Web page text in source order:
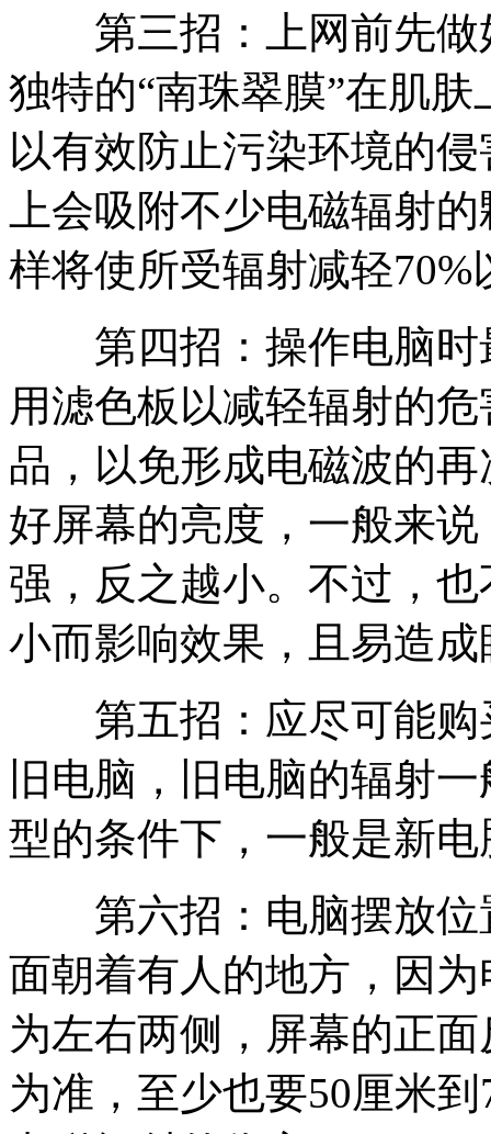
第三招：上网前先做
独特的“南珠翠膜”在肌
以有效防止污染环境的
上会吸附不少电磁辐射
样将使所受辐射减轻70%
第四招：操作电脑时
用滤色板以减轻辐射的
品，以免形成电磁波的
好屏幕的亮度，一般来
强，反之越小。不过，
小而影响效果，且易造
第五招：应尽可能购
旧电脑，旧电脑的辐射
型的条件下，一般是新电
第六招：电脑摆放位
面朝着有人的地方，因
为左右两侧，屏幕的正
为准，至少也要50厘米